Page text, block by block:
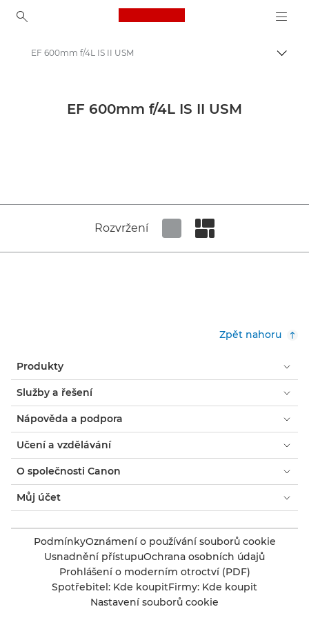
Canon Logo, back to
Objektivy Canon
EF 600mm f/4L IS II USM
EF 600mm f/4L IS II USM
Rozvržení
Zpět nahoru
Produkty
Služby a řešení
Nápověda a podpora
Učení a vzdělávání
O společnosti Canon
Můj účet
PodmínkyOznámení o používání souborů cookie
Usnadnění přístupuOchrana osobních údajů
Prohlášení o moderním otroctví (PDF)
Spotřebitel: Kde koupitFirmy: Kde koupit
Nastavení souborů cookie